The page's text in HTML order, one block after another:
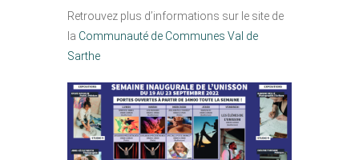
Retrouvez plus d’informations sur le site de
la Communauté de Communes Val de
Sarthe